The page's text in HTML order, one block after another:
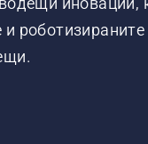
роботизираните